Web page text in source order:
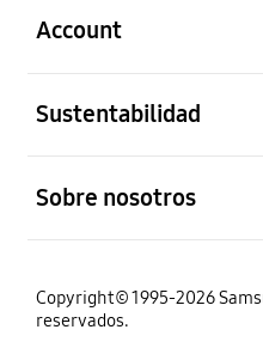
Account
Sustentabilidad
Sobre nosotros
Copyright© 1995-2026
reservados.